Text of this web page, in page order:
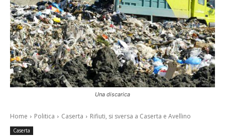
Una discarica
Home Politica Caserta Rifiuti, si sversa a Caserta e Avellino
Caserta